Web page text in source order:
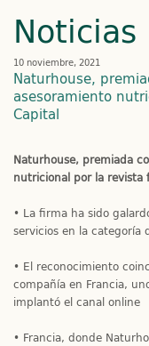
Noticias
10 noviembre, 2021
Naturhouse,
asesoramiento
Capital
Naturhouse, premiada
nutricional por la revista
• La firma ha sido
servicios en la categoría
• El reconocimiento
compañía en Francia,
implantó el canal online
• Francia, donde